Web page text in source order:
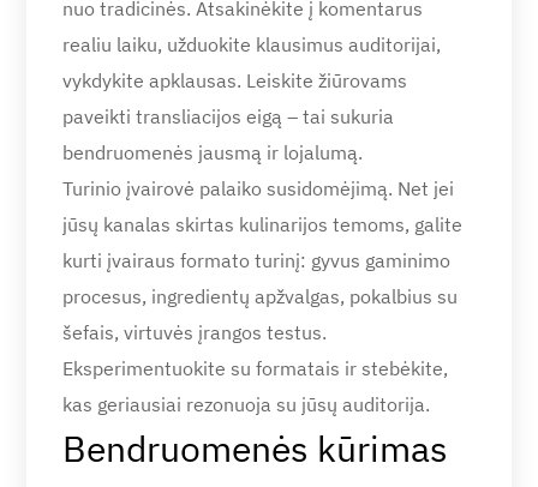
nuo tradicinės. Atsakinėkite į komentarus
realiu laiku, užduokite klausimus auditorijai,
vykdykite apklausas. Leiskite žiūrovams
paveikti transliacijos eigą – tai sukuria
bendruomenės jausmą ir lojalumą.
Turinio įvairovė palaiko susidomėjimą. Net jei
jūsų kanalas skirtas kulinarijos temoms, galite
kurti įvairaus formato turinį: gyvus gaminimo
procesus, ingredientų apžvalgas, pokalbius su
šefais, virtuvės įrangos testus.
Eksperimentuokite su formatais ir stebėkite,
kas geriausiai rezonuoja su jūsų auditorija.
Bendruomenės kūrimas